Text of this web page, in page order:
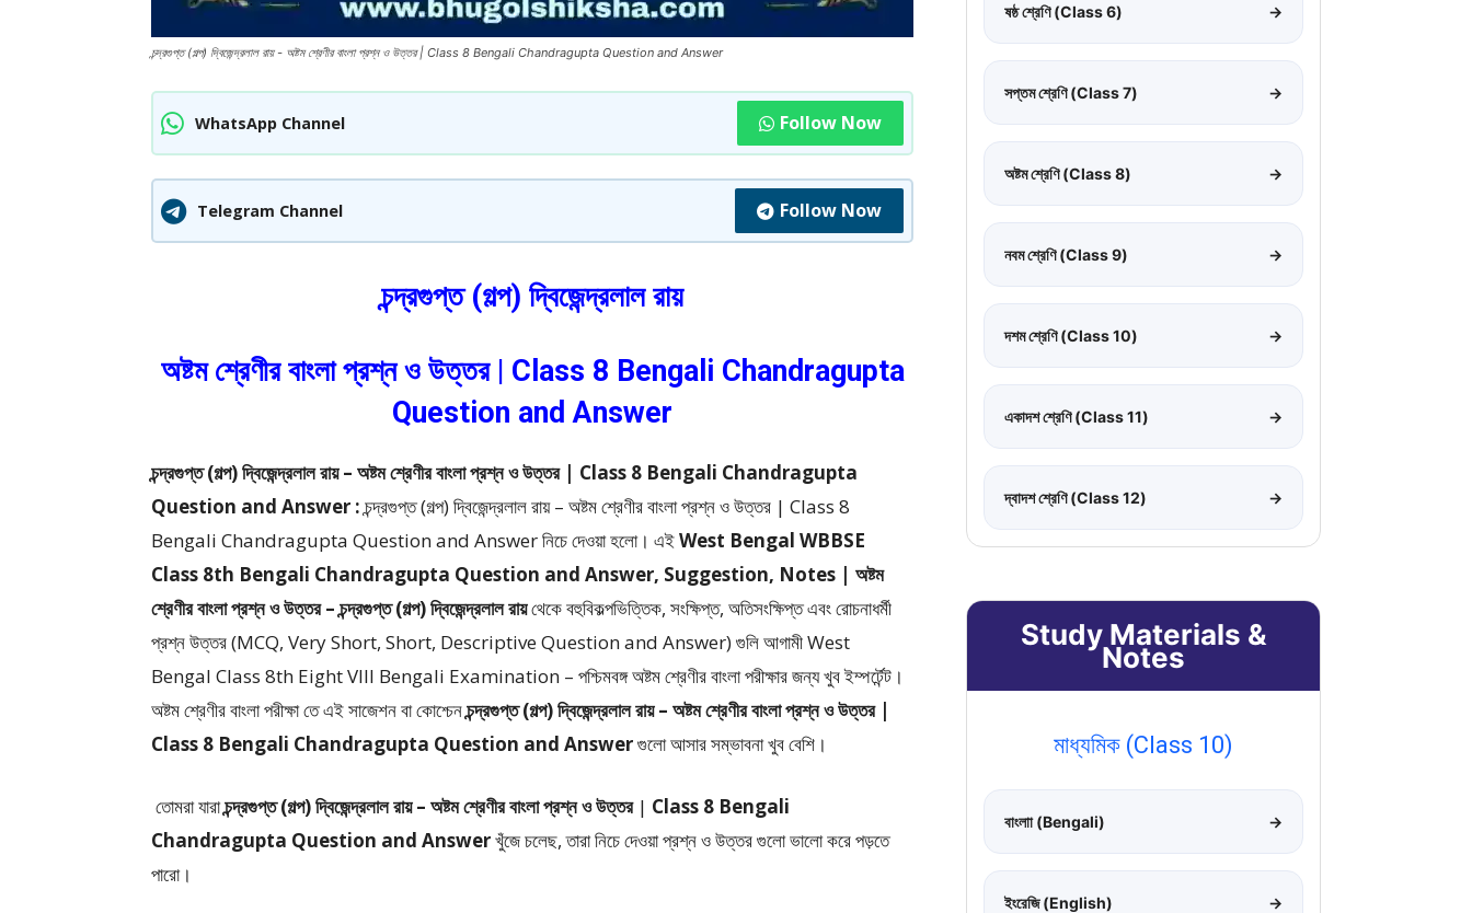
চন্দ্রগুপ্ত (গল্প) দ্বিজেন্দ্রলাল রায় - অষ্টম শ্রেণীর বাংলা প্রশ্ন ও উত্তর | Class 8 Bengali Chandragupta Question and Answer
WhatsApp Channel Follow Now
Telegram Channel Follow Now
চন্দ্রগুপ্ত (গল্প) দ্বিজেন্দ্রলাল রায়
অষ্টম শ্রেণীর বাংলা প্রশ্ন ও উত্তর | Class 8 Bengali Chandragupta
Question and Answer
চন্দ্রগুপ্ত (গল্প) দ্বিজেন্দ্রলাল রায় – অষ্টম শ্রেণীর বাংলা প্রশ্ন ও উত্তর | Class 8 Bengali Chandragupta
Question and Answer :চন্দ্রগুপ্ত (গল্প) দ্বিজেন্দ্রলাল রায় – অষ্টম শ্রেণীর বাংলা প্রশ্ন ও উত্তর | Class 8
Bengali Chandragupta Question and Answerনিচে দেওয়া হলো। এইWest Bengal WBBSE
Class 8th Bengali Chandragupta Question and Answer, Suggestion, Notes | অষ্টম
শ্রেণীর বাংলা প্রশ্ন ও উত্তর – চন্দ্রগুপ্ত (গল্প) দ্বিজেন্দ্রলাল রায়থেকেবহুবিকল্পভিত্তিক, সংক্ষিপ্ত, অতিসংক্ষিপ্ত এবং রোচনাধর্মী
প্রশ্ন উত্তর (MCQ, Very Short, Short, Descriptive Question and Answer)গুলি আগামী West
Bengal Class 8th Eight VIII Bengali Examination – পশ্চিমবঙ্গ অষ্টম শ্রেণীর বাংলা পরীক্ষার জন্য খুব ইম্পর্টেন্ট।
অষ্টম শ্রেণীর বাংলা পরীক্ষা তে এই সাজেশন বা কোশ্চেনচন্দ্রগুপ্ত (গল্প) দ্বিজেন্দ্রলাল রায় – অষ্টম শ্রেণীর বাংলা প্রশ্ন ও উত্তর |
Class 8 Bengali Chandragupta Question and Answerগুলো আসার সম্ভাবনা খুব বেশি।
তোমরা যারাচন্দ্রগুপ্ত (গল্প) দ্বিজেন্দ্রলাল রায় – অষ্টম শ্রেণীর বাংলা প্রশ্ন ও উত্তর| Class 8 Bengali
Chandragupta Question and Answerখুঁজে চলেছ, তারা নিচে দেওয়া প্রশ্ন ও উত্তর গুলো ভালো করে পড়তে
পারো।
ষষ্ঠ শ্রেণি (Class 6) →
সপ্তম শ্রেণি (Class 7) →
অষ্টম শ্রেণি (Class 8) →
নবম শ্রেণি (Class 9) →
দশম শ্রেণি (Class 10) →
একাদশ শ্রেণি (Class 11) →
দ্বাদশ শ্রেণি (Class 12) →
Study Materials &
Notes
মাধ্যমিক (Class 10)
বাংলাা (Bengali) →
ইংরেজি (English) →